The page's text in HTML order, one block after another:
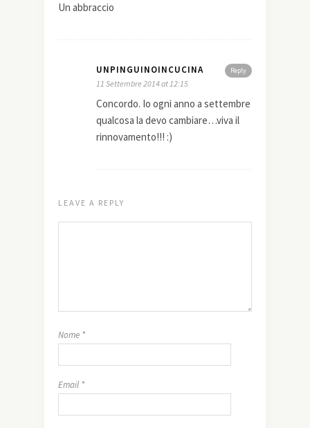
Un abbraccio
Reply
UNPINGUINOINCUCINA
11 Settembre 2014 at 12:15
Concordo. Io ogni anno a settembre
qualcosa la devo cambiare…viva il
rinnovamento!!! :)
LEAVE A REPLY
Nome *
Email *